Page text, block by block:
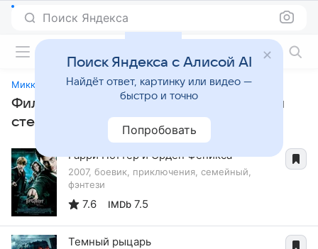
Поиск Яндекса
Микки и бобовый стебель
Фильмы, похожие на «Микки и бобовый
стебель»
Гарри Поттер и Орден Феникса
2007, боевик, приключения, семейный,
фэнтези
7.6 IMDb 7.5
Темный рыцарь
Поиск Яндекса с Алисой AI
Найдёт ответ, картинку или видео —
быстро и точно
Попробовать